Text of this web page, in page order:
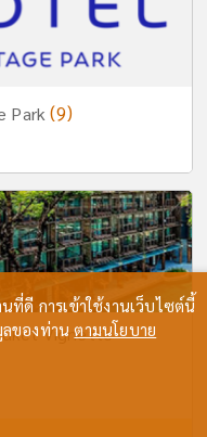
Park(9)
Vignette
ที่ดี การเข้าใช้งานเว็บไซต์นี้
ลของท่านตามนโยบาย